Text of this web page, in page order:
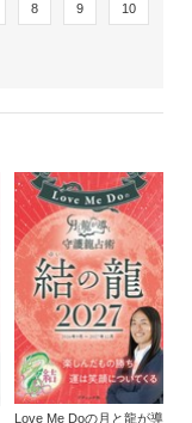
8 9 10
Love Me Doの月と龍が導